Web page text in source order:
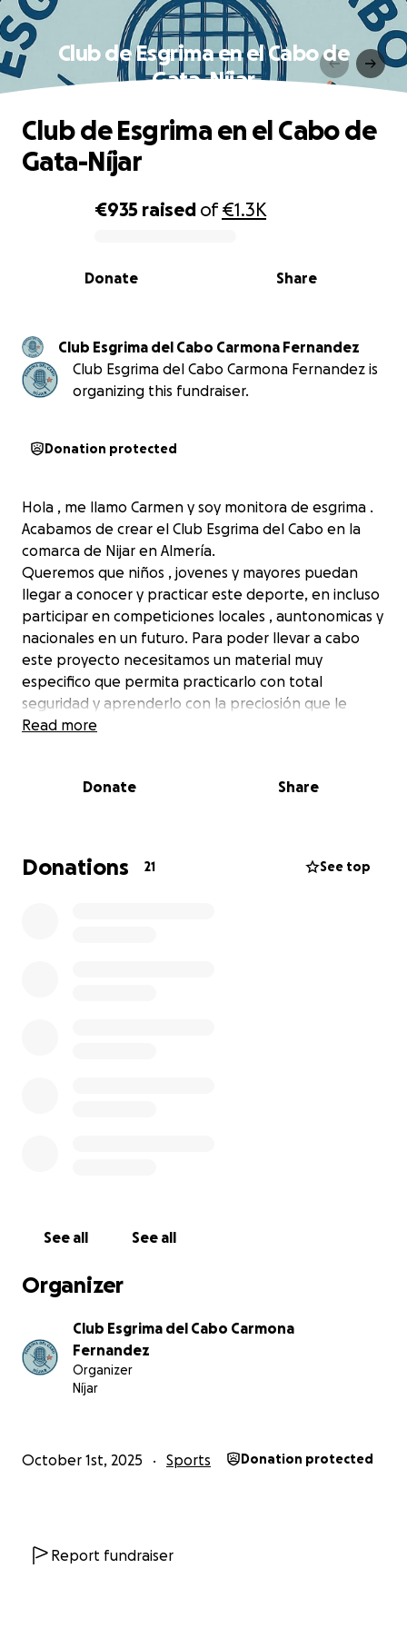
Club de Esgrima en el Cabo de
Gata-Níjar
0% complete
€935 raised of€1.3K
Share
Donate
Club de Esgrima en el Cabo de
Gata-Níjar
Club Esgrima del Cabo Carmona Fernandez
Club Esgrima del Cabo Carmona Fernandez is
organizing this fundraiser.
Donation protected
Hola , me llamo Carmen y soy monitora de esgrima .
Acabamos de crear el Club Esgrima del Cabo en la
comarca de Nijar en Almería.
Queremos que niños , jovenes y mayores puedan
llegar a conocer y practicar este deporte, en incluso
participar en competiciones locales , auntonomicas y
nacionales en un futuro. Para poder llevar a cabo
este proyecto necesitamos un material muy
especifico que permita practicarlo con total
seguridad y aprenderlo con la preciosión que le
caracteriza .
comenzar .
Read more
Donate Share
Donations 21 See top
See all See all
Organizer
Club Esgrima del Cabo Carmona
Fernandez
Organizer
Níjar
October 1st, 2025 Sports Donation protected
Report fundraiser